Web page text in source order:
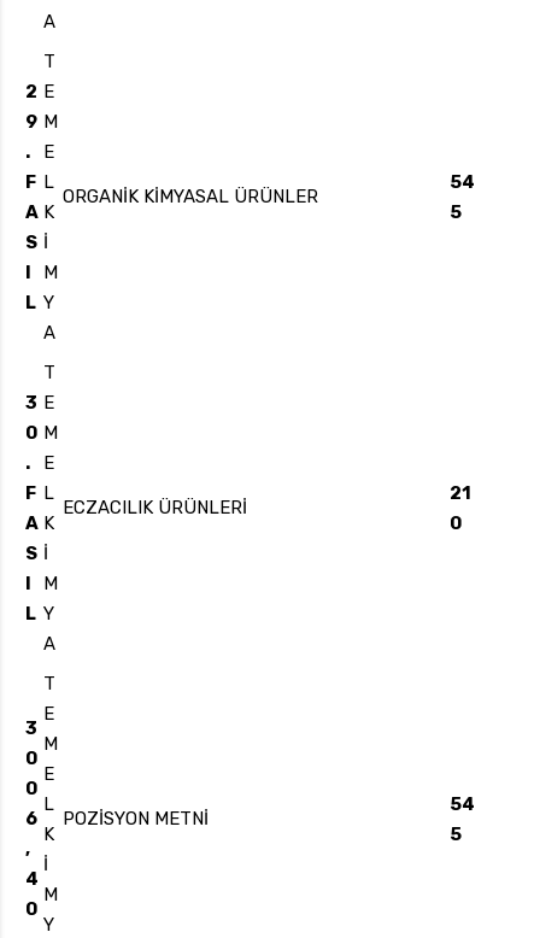
A
2
9
.
F
A
S
L
T
E
M
E
L
K
İ
M
Y
A
ORGANİK KİMYASAL ÜRÜNLER
54
5
3
0
.
F
A
S
L
T
E
M
E
L
K
İ
M
Y
A
ECZACILIK ÜRÜNLERİ
21
0
3
0
0
6
,
4
0
T
E
M
E
L
K
İ
M
Y
POZİSYON METNİ
54
5